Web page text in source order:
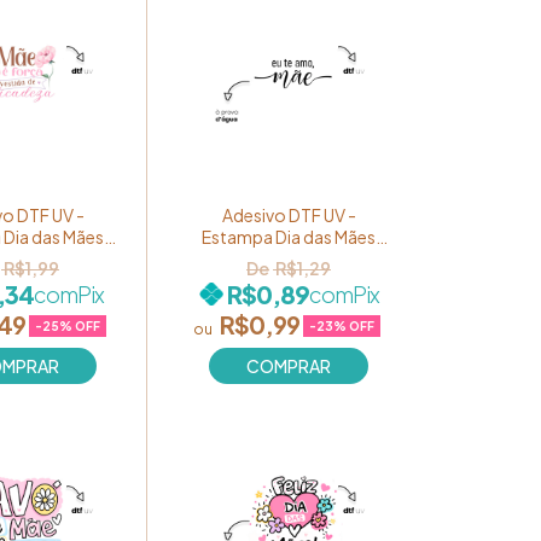
DTF UV -
das Mães
vestida de
Ref. 061
-25% OFF
R$1,99
comPix
Adesivo DTF UV -
Estampa Dia das Mães
"Eu te amo, mãe!" Ref.
059
R$0,99 -23% OFF
R$1,29
R$0,89comPix